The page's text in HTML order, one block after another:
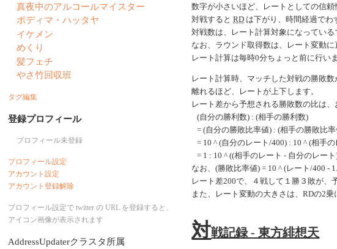
数字が小さいほど、レートとしての信頼
対戦するとRD は下がり、時間経過でわ
対戦数は、レート計算対象になってい
なお、ラウンド取得数は、レート変動に
レート計算は毎時0分ちょっと前に行いま
レート計算時、マッチした対戦の勝敗
離れるほど、レートが上下します。
レート差から予想される勝敗数の比は
(自分の勝利数) : (相手の勝利数)
= (自分の勝敗比率値) : (相手の勝敗比
= 10 ^ (自分のレート/400) : 10 ^ (相手
= 1 : 10 ^ ((相手のレート - 自分のレー
なお、(勝敗比率値) = 10 ^ (レート/400 -
レート差200で、４戦して１勝３敗が、
また、レート変動の大きさは、RDの2乗
対戦記録 - 東方緋想天
真夜中のアルコールマイスター
ポディマ・ハッタヤ
イケメン
めくり
髪フェチ
やさ竹回収班
タグ編集
登録プロフィール
プロフィール未登録
プロフィール設定
アカウント設定
アカウント登録解除
プロフィール設定で twitter の URL を登録すると、
アイコン画像が表示されます
AddressUpdaterクラスタ所属